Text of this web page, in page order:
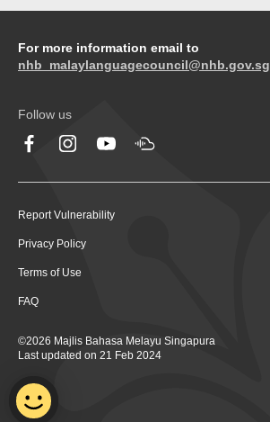
For more information email to
nhb_malaylanguagecouncil@nhb.gov.sg
Follow us
Report Vulnerability
Privacy Policy
Terms of Use
FAQ
©2026 Majlis Bahasa Melayu Singapura
Last updated on 21 Feb 2024